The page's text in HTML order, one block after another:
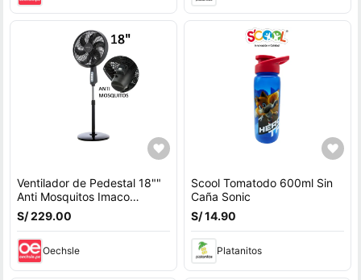
Ventilador de Pedestal 18""
Anti Mosquitos Imaco
FSM7518MK 85W
S/ 229.00
Oechsle
Scool Tomatodo 600ml Sin
Caña Sonic
S/ 14.90
Platanitos